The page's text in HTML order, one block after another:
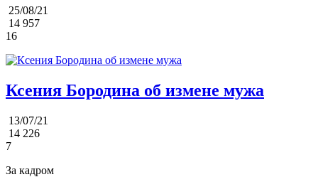
25/08/21
14 957
16
Ксения Бородина об измене мужа
13/07/21
14 226
7
За кадром